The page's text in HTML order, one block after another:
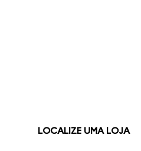
LOCALIZE UMA LOJA